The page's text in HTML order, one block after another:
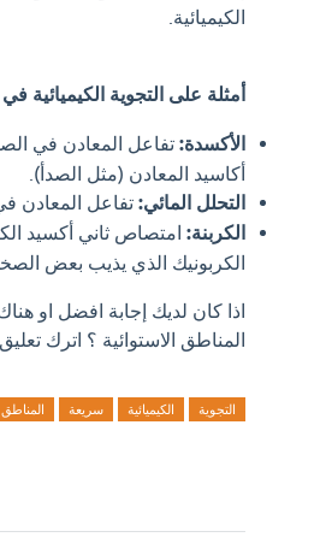
الكيميائية.
أمثلة على التجوية الكيميائية
الأكسدة: تفاعل المعادن في
أكاسيد المعادن (مثل الصدأ).
التحلل المائي: تفاعل المعادن
الكربنة: امتصاص ثاني أكسيد
الكربونيك الذي يذيب بعض
اذا كان لديك إجابة افضل او
المناطق الاستوائية ؟ اترك
التجوية الكيميائية سريعة المناطق